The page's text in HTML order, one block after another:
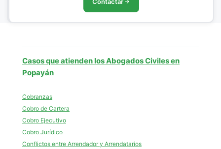
Casos que atienden los Abogados Civiles en
Popayán
Cobranzas
Cobro de Cartera
Cobro Ejecutivo
Cobro Jurídico
Conflictos entre Arrendador y Arrendatarios